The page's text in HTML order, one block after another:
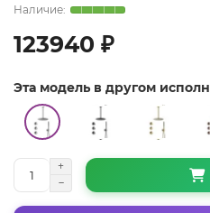
123940 ₽
Эта модель в другом